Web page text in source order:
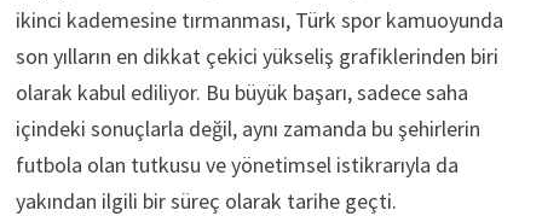
ikinci kademesine tırmanması, Türk spor kamuoyunda
son yılların en dikkat çekici yükseliş grafiklerinden biri
olarak kabul ediliyor. Bu büyük başarı, sadece saha
içindeki sonuçlarla değil, aynı zamanda bu şehirlerin
futbola olan tutkusu ve yönetimsel istikrarıyla da
yakından ilgili bir süreç olarak tarihe geçti.